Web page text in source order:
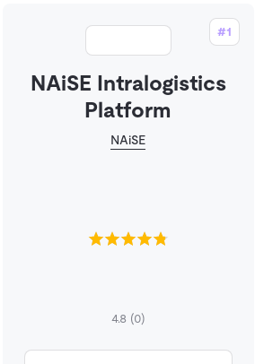
#1
NAiSE Intralogistics
Platform
NAiSE
4.8 (0)